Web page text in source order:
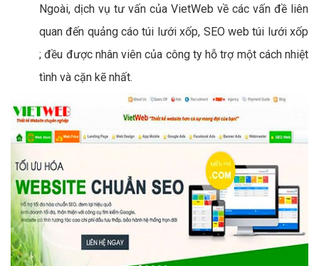
Ngoài, dịch vụ tư vấn của VietWeb về các vấn đề liên
quan đến quảng cáo túi lưới xốp, SEO web túi lưới xốp
; đều được nhân viên của công ty hỗ trợ một cách nhiệt
tình và cặn kẽ nhất.